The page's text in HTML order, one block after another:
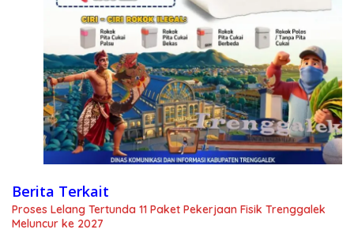
Berita Terkait
Proses Lelang Tertunda 11 Paket Pekerjaan Fisik Trenggalek
Meluncur ke 2027